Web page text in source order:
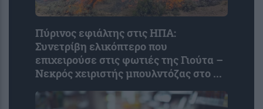
Πύρινος εφιάλτης στις ΗΠΑ:
Συνετρίβη ελικόπτερο που
επιχειρούσε στις φωτιές της Γιούτα –
Νεκρός χειριστής μπουλντόζας στο ...